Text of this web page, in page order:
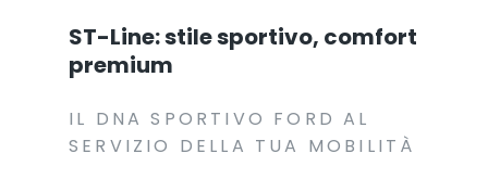
ST-Line: stile sportivo, comfort
premium
IL DNA SPORTIVO FORD AL
SERVIZIO DELLA TUA MOBILITÀ